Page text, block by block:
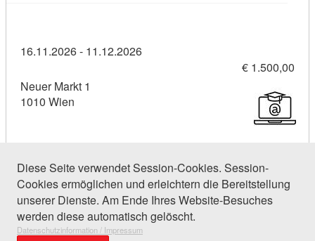
16.11.2026 - 11.12.2026
€ 1.500,00
Neuer Markt 1
1010 Wien
120 Einträge gefunden (1 von 6)
Diese Seite verwendet Session-Cookies. Session-
Cookies ermöglichen und erleichtern die Bereitstellung
unserer Dienste. Am Ende Ihres Website-Besuches
werden diese automatisch gelöscht.
Datenschutzinformation / Impressum